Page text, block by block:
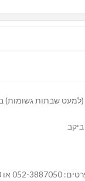
שבתות גשומות)
ביקב
3887050 או 052-3231260